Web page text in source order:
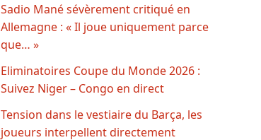
Sadio Mané sévèrement critiqué en
Allemagne : « Il joue uniquement parce
que… »
Eliminatoires Coupe du Monde 2026 :
Suivez Niger – Congo en direct
Tension dans le vestiaire du Barça, les
joueurs interpellent directement